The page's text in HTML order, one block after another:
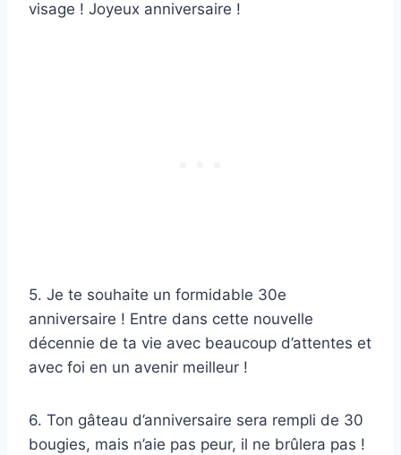
visage ! Joyeux anniversaire !
5. Je te souhaite un formidable 30e
anniversaire ! Entre dans cette nouvelle
décennie de ta vie avec beaucoup d’attentes et
avec foi en un avenir meilleur !
6. Ton gâteau d’anniversaire sera rempli de 30
bougies, mais n’aie pas peur, il ne brûlera pas !